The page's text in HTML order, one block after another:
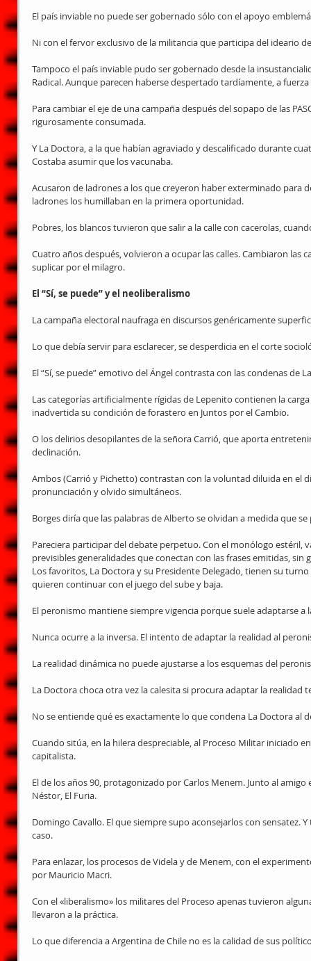
El país inviable no puede ser gobernado sólo con el apoyo
Ni con el fervor exclusivo de la militancia que participa del ideario
Tampoco el país inviable pudo ser gobernado desde la
Radical. Aunque parecen haberse despertado tardíamente, a
Para cambiar el eje de una campaña después del sopapo de las
rigurosamente consumada.
Y La Doctora, a la que habían agraviado y descalificado durante
Costaba asumir que los vacunaba.
Acusaron de ladrones a los que creyeron haber exterminado para
ladrones los humillaban en la primera oportunidad.
Pobres, los blancos tuvieron que salir a la calle con cacerolas,
Cuatro años después, volvieron a ocupar las calles. Cambiaron las
suplicar por el milagro.
El “Sí, se puede” y el neoliberalismo
La campaña electoral naufraga en discursos genéricamente
Lo que debía servir para esclarecer, se desperdicia en el corte
El “Sí, se puede” emotivo del Ángel contrasta con las condenas de
Las categorías artificialmente rígidas de Lepenito contienen la
inadvertida su condición de forastero en Juntos por el Cambio.
O los delirios desopilantes de la señora Carrió, que aporta
declinación.
Ambos (Carrió y Pichetto) contrastan con la voluntad diluida en el
pronunciación y olvido simultáneos.
Borges diría que las palabras de Alberto se olvidan a medida que
Pareciera participar del debate perpetuo. Con el monólogo estéril,
previsibles generalidades que conectan con las frases emitidas, sin
Los favoritos, La Doctora y su Presidente Delegado, tienen su
quieren continuar con el juego del sube y baja.
El peronismo mantiene siempre vigencia porque suele adaptarse a
Nunca ocurre a la inversa. El intento de adaptar la realidad al
La realidad dinámica no puede ajustarse a los esquemas del
La Doctora choca otra vez la calesita si procura adaptar la realidad
No se entiende qué es exactamente lo que condena La Doctora al
Cuando sitúa, en la hilera despreciable, al Proceso Militar iniciado
capitalista.
El de los años 90, protagonizado por Carlos Menem. Junto al
Néstor, El Furia.
Domingo Cavallo. El que siempre supo aconsejarlos con sensatez.
caso.
Para enlazar, los procesos de Videla y de Menem, con el
por Mauricio Macri.
Con el «liberalismo» los militares del Proceso apenas tuvieron
llevaron a la práctica.
Lo que diferencia a Argentina de Chile no es la calidad de sus